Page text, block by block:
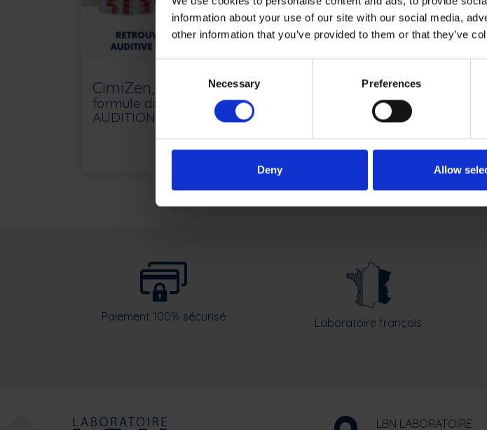
information about your use of our site with our social media,
other information that you’ve provided to them or that they’ve
Necessary Preferences
Deny Allow
CimiZen,
formule double action
AUDITION
23.60€
formule équilibre
physique & nerveux
23.60€
Paiement 100% sécurisé Laboratoire français
LBN LABORATOIRE